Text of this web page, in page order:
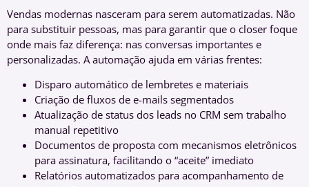
Vendas modernas nasceram para serem automatizadas. Não
para substituir pessoas, mas para garantir que o closer foque
onde mais faz diferença: nas conversas importantes e
personalizadas. A automação ajuda em várias frentes:
Disparo automático de lembretes e materiais
Criação de fluxos de e-mails segmentados
Atualização de status dos leads no CRM sem trabalho
manual repetitivo
Documentos de proposta com mecanismos eletrônicos
para assinatura, facilitando o “aceite” imediato
Relatórios automatizados para acompanhamento de